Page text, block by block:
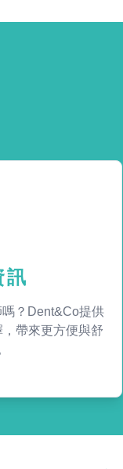
訊
？Dent&Co提供
帶來更方便與舒